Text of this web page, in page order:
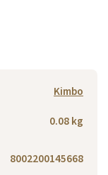
Kimbo
0.08 kg
8002200145668